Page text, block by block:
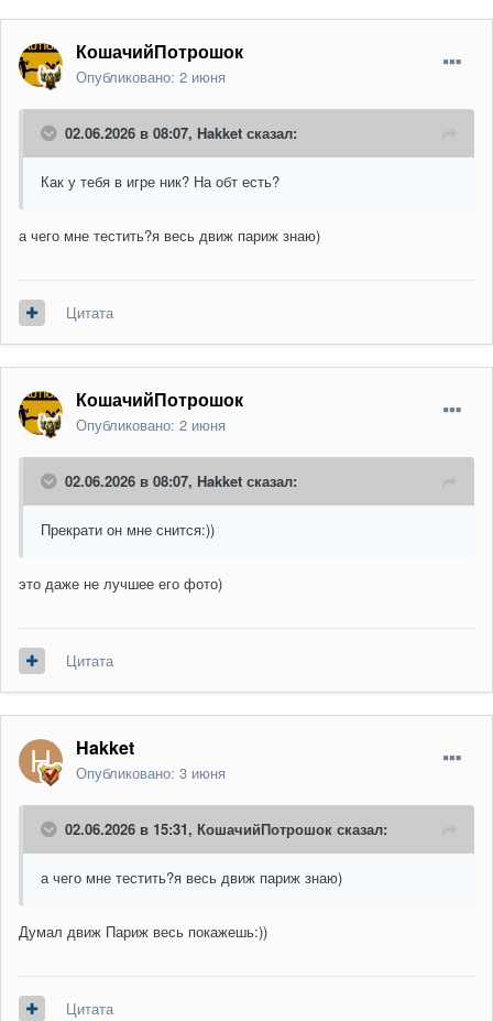
КошачийПотрошок
Опубликовано: 2 июня
02.06.2026 в 08:07, Hakket сказал:
Как у тебя в игре ник? На обт есть?
а чего мне тестить?я весь движ париж знаю)
Цитата
КошачийПотрошок
Опубликовано: 2 июня
02.06.2026 в 08:07, Hakket сказал:
Прекрати он мне снится:))
это даже не лучшее его фото)
Цитата
Hakket
Опубликовано: 3 июня
02.06.2026 в 15:31, КошачийПотрошок сказал:
а чего мне тестить?я весь движ париж знаю)
Думал движ Париж весь покажешь:))
Цитата